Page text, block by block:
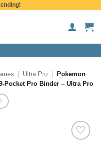
Ultra Pro
Pokemon
Pocket Pro Binder – Ultra Pro